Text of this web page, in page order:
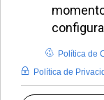
JUANA MORALES